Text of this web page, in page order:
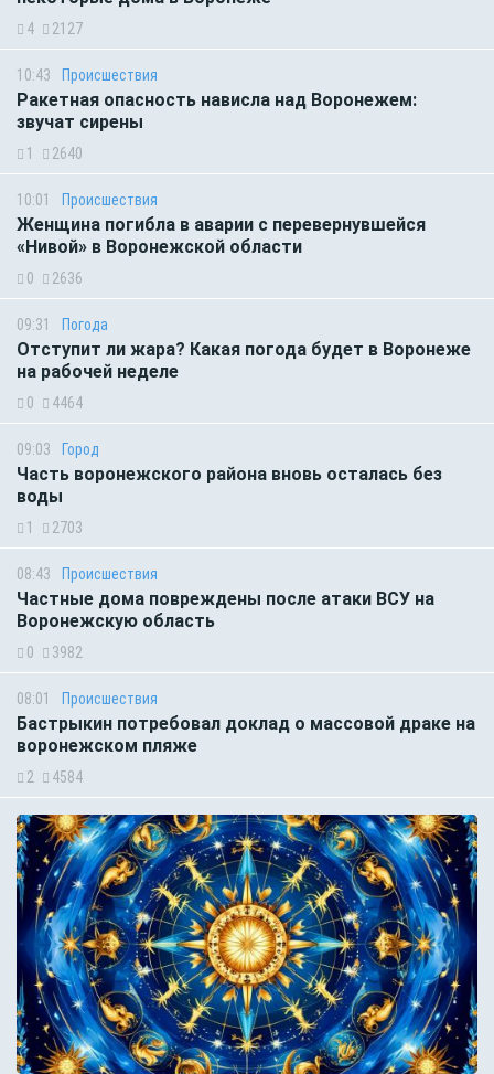
4 2127
10:43 Происшествия
Ракетная опасность нависла над Воронежем:
звучат сирены
1 2640
10:01 Происшествия
Женщина погибла в аварии с перевернувшейся
«Нивой» в Воронежской области
0 2636
09:31 Погода
Отступит ли жара? Какая погода будет в Воронеже
на рабочей неделе
0 4464
09:03 Город
Часть воронежского района вновь осталась без
воды
1 2703
08:43 Происшествия
Частные дома повреждены после атаки ВСУ на
Воронежскую область
0 3982
08:01 Происшествия
Бастрыкин потребовал доклад о массовой драке на
воронежском пляже
2 4584